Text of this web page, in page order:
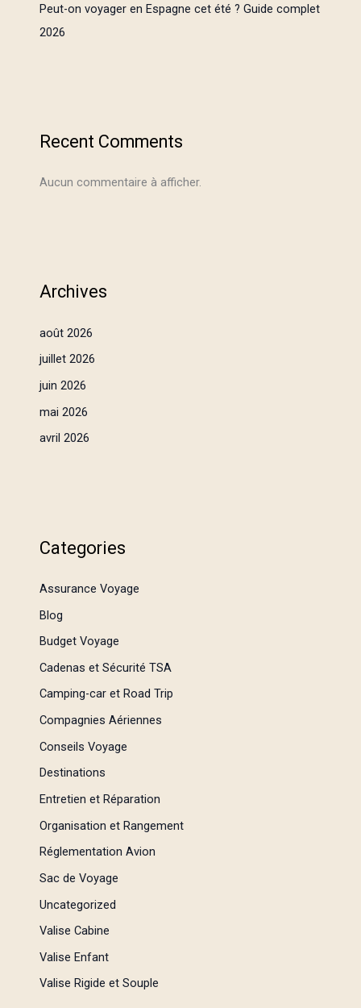
Peut-on voyager en Espagne cet été ? Guide complet
2026
Recent Comments
Aucun commentaire à afficher.
Archives
août 2026
juillet 2026
juin 2026
mai 2026
avril 2026
Categories
Assurance Voyage
Blog
Budget Voyage
Cadenas et Sécurité TSA
Camping-car et Road Trip
Compagnies Aériennes
Conseils Voyage
Destinations
Entretien et Réparation
Organisation et Rangement
Réglementation Avion
Sac de Voyage
Uncategorized
Valise Cabine
Valise Enfant
Valise Rigide et Souple